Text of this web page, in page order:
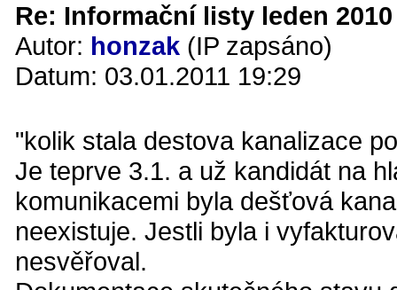
Re: Informační listy leden
Autor: honzak (IP zapsáno)
Datum: 03.01.2011 19:29
"kolik stala destova kanalizace
Je teprve 3.1. a už kandidát na
komunikacemi byla dešťová
neexistuje. Jestli byla i
nesvěřoval.